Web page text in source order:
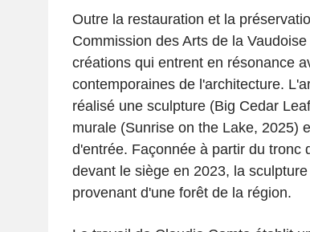
Outre la restauration et la
Commission des Arts de la
créations qui entrent en résonance
contemporaines de l'architecture.
réalisé une sculpture (Big Cedar
murale (Sunrise on the Lake, 2025)
d'entrée. Façonnée à partir du tronc
devant le siège en 2023, la
provenant d'une forêt de la région.